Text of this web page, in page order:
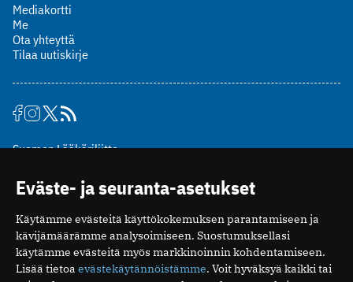
Mediakortti
Me
Ota yhteyttä
Tilaa uutiskirje
Suomen Lääkäriliitto
00510 Helsinki
puh. (09) 393 091
toimitus@potilaanlaakarilehti.fi
ISSN 2323-9476
Eväste- ja seuranta-asetukset
Käytämme evästeitä käyttökokemuksen parantamiseen ja
kävijämäärämme analysoimiseen. Suostumuksellasi
käytämme evästeitä myös markkinoinnin kohdentamiseen.
Lisää tietoa evästekäytännöistämme. Voit hyväksyä kaikki tai